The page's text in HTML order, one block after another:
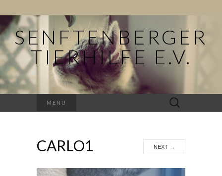
SENFTENBERGER
TIERHILFE E.V.
MENU
Suchen
nach:
CARLO1 NEXT →